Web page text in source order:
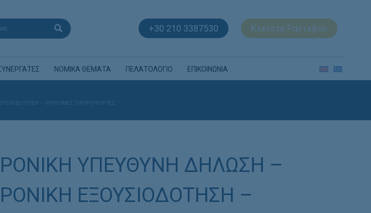
+30 210 3387530 Κλείστε Ραντεβού
ΝΟΜΙΚΑ ΘΕΜΑΤΑ ΠΕΛΑΤΟΛΟΓΙΟ ΕΠΙΚΟΙΝΩΝΙΑ
– ΧΡΗΣΙΜΕΣ ΠΛΗΡΟΦΟΡΙΕΣ
ΥΠΕΥΘΥΝΗ ΔΗΛΩΣΗ –
ΕΞΟΥΣΙΟΔΟΤΗΣΗ –